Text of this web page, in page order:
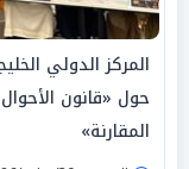
المركز الدولي
حول «قانون
المقارنة»